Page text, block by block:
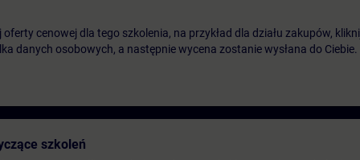
cenowej dla tego szkolenia, na przykład dla działu zakupów,
danych osobowych, a następnie wycena zostanie wysłana do Ciebie.
szkoleń